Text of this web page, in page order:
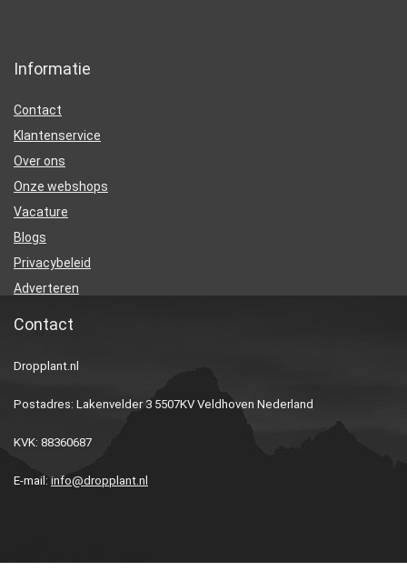
Informatie
Contact
Klantenservice
Over ons
Onze webshops
Vacature
Blogs
Privacybeleid
Adverteren
Contact
Dropplant.nl
Postadres: Lakenvelder 3 5507KV Veldhoven Nederland
KVK: 88360687
E-mail: info@dropplant.nl